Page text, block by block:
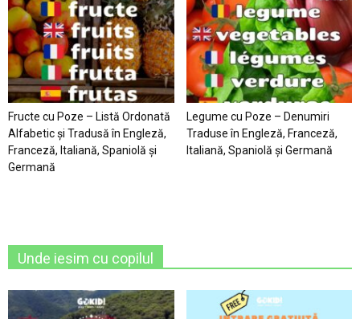
Fructe cu Poze – Listă Ordonată
Alfabetic şi Tradusă în Engleză,
Franceză, Italiană, Spaniolă şi
Germană
Legume cu Poze – Denumiri
Traduse în Engleză, Franceză,
Italiană, Spaniolă şi Germană
Unde iesim cu copilul